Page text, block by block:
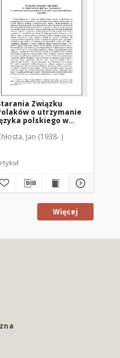
Związku
o utrzymanie
polskiego w
diecezji warmińskiej
Jan (1938- )
Więcej